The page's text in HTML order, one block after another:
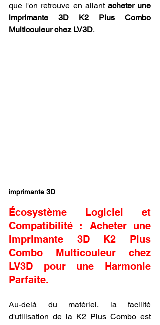
que l'on retrouve en allant acheter une
imprimante 3D K2 Plus Combo
Multicouleur chez LV3D.
imprimante 3D
Écosystème Logiciel et
Compatibilité : Acheter une
Imprimante 3D K2 Plus
Combo Multicouleur chez
LV3D pour une Harmonie
Parfaite.
Au-delà du matériel, la facilité
d'utilisation de la K2 Plus Combo est